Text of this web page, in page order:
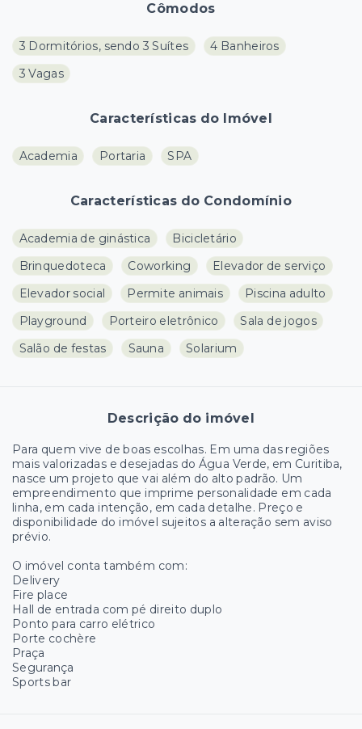
Cômodos
3 Dormitórios, sendo 3 Suítes
4 Banheiros
3 Vagas
Características do Imóvel
Academia Portaria SPA
Características do Condomínio
Academia de ginástica
Bicicletário
Brinquedoteca
Coworking
Elevador de serviço
Elevador social
Permite animais
Piscina adulto
Playground
Porteiro eletrônico
Sala de jogos
Salão de festas
Sauna Solarium
Descrição do imóvel
Para quem vive de boas escolhas. Em uma das regiões
mais valorizadas e desejadas do Água Verde, em Curitiba,
nasce um projeto que vai além do alto padrão. Um
empreendimento que imprime personalidade em cada
linha, em cada intenção, em cada detalhe. Preço e
disponibilidade do imóvel sujeitos a alteração sem aviso
prévio.
O imóvel conta também com:
Delivery
Fire place
Hall de entrada com pé direito duplo
Ponto para carro elétrico
Porte cochère
Praça
Segurança
Sports bar